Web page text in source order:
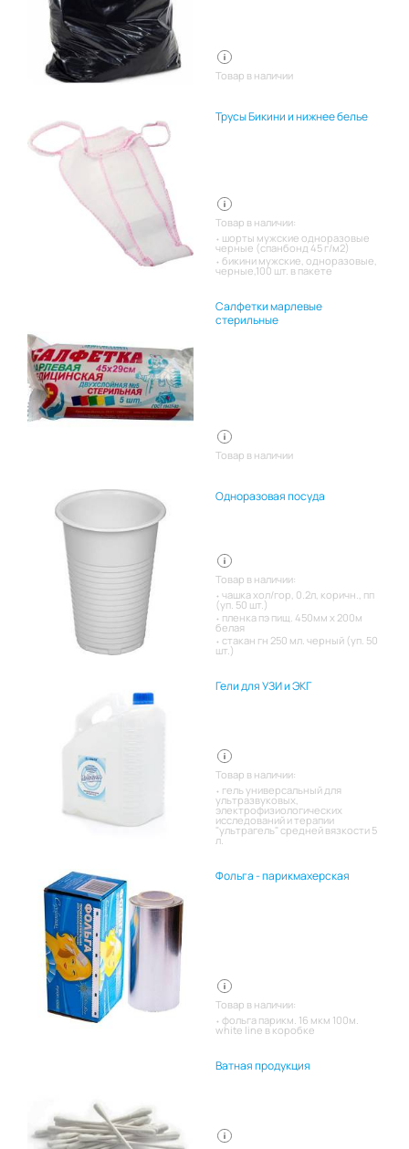
Товар в наличии
Трусы Бикини и нижнее белье
Товар в наличии:
шорты мужские одноразовые
черные (спанбонд 45 г/м2)
бикини мужские, одноразовые,
черные,100 шт. в пакете
Салфетки марлевые
стерильные
Товар в наличии
Одноразовая посуда
Товар в наличии:
чашка хол/гор, 0.2л, коричн., пп
(уп. 50 шт.)
пленка пэ пищ. 450мм х 200м
белая
стакан гн 250 мл. черный (уп. 50
шт.)
Гели для УЗИ и ЭКГ
Товар в наличии:
гель универсальный для
ультразвуковых,
электрофизиологических
исследований и терапии
"ультрагель" средней вязкости 5
л.
Фольга - парикмахерская
Товар в наличии:
фольга парикм. 16 мкм 100м.
white line в коробке
Ватная продукция